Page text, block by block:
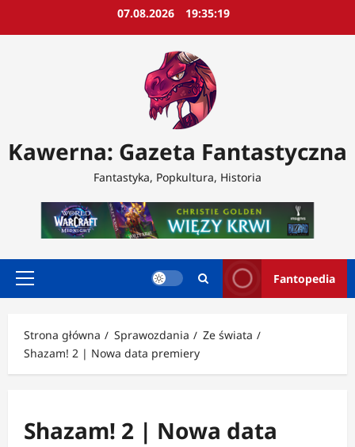
07.08.2026 19:35:21
Kawerna: Gazeta Fantastyczna
Fantastyka, Popkultura, Historia
Menu
Fantopedia
Strona główna Sprawozdania
Ze świata
Shazam! 2 | Nowa data premiery
Shazam! 2 | Nowa data